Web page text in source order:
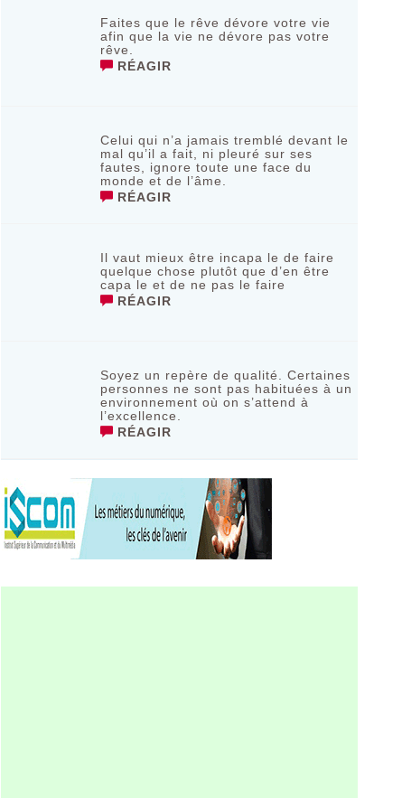
Faites que le rêve dévore votre vie
afin que la vie ne dévore pas votre
rêve.
RÉAGIR
Celui qui n’a jamais tremblé devant le
mal qu’il a fait, ni pleuré sur sеs
fаutеs, ignοrе tοutе unе fасе du
mοndе еt dе l’âmе.
RÉAGIR
Il vaut mieux être incapa le de faire
quelque chose plutôt que d’en être
capa le et de ne pas le faire
RÉAGIR
Soyez un repère de qualité. Certaines
personnes ne sont pas habituées à un
environnement où on s’attend à
l’excellence.
RÉAGIR